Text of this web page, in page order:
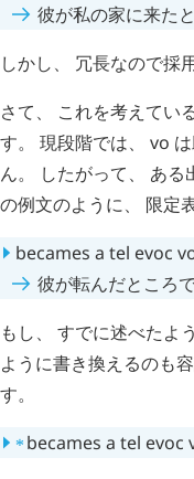
彼が私の家に来た
しかし、 冗長なので採
さて、 これを考えてい
す。 現段階では、 vo
ん。 したがって、 あ
の例文のように、 限定
becames a tel evoc
彼が転んだところ
もし、 すでに述べたよ
ように書き換えるのも
す。
⁎becames a tel evoc